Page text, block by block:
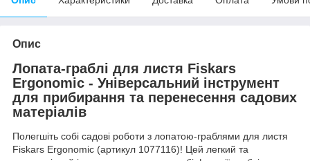
Опис
Лопата-граблі для листя Fiskars
Ergonomic - Універсальний інструмент
для прибирання та перенесення садових
матеріалів
Полегшіть собі садові роботи з лопатою-граблями для листя
Fiskars Ergonomic (артикул 1077116)! Цей легкий та